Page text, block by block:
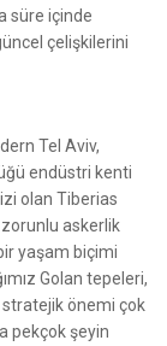
süre içinde
çelişkilerini
Tel Aviv,
endüstri kenti
olan Tiberias
zorunlu askerlik
yaşam biçimi
Golan tepeleri,
stratejik önemi çok
pekçok şeyin